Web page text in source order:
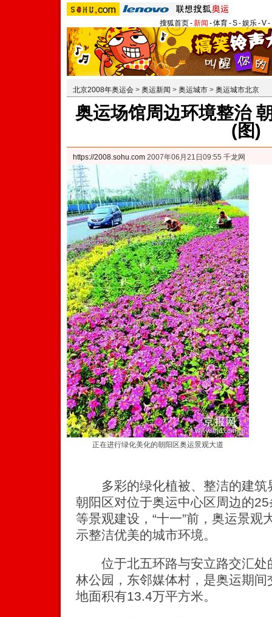
搜狐首页-新闻 -体育-S-娱乐-V-
北京2008年奥运会 > 奥运新闻 > 奥运城市 > 奥运城市北京
奥运场馆周边环境整治
(图)
https://2008.sohu.com 2007年06月21日09:55 千龙网
正在进行绿化美化的朝阳区奥运景观大道
多彩的绿化植被、整洁的建筑
朝阳区对位于奥运中心区周边的
等景观建设，“十一”前，奥运景观
示整洁优美的城市环境。
位于北五环路与安立路交汇处
林公园，东邻媒体村，是奥运期
地面积有13.4万平方米。